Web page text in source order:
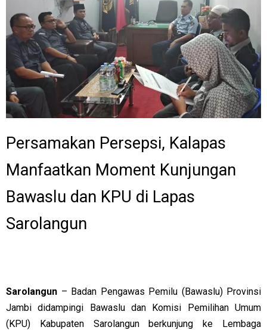
Persamakan Persepsi, Kalapas
Manfaatkan Moment Kunjungan
Bawaslu dan KPU di Lapas
Sarolangun
Sarolangun – Badan Pengawas Pemilu (Bawaslu) Provinsi
Jambi didampingi Bawaslu dan Komisi Pemilihan Umum
(KPU) Kabupaten Sarolangun berkunjung ke Lembaga